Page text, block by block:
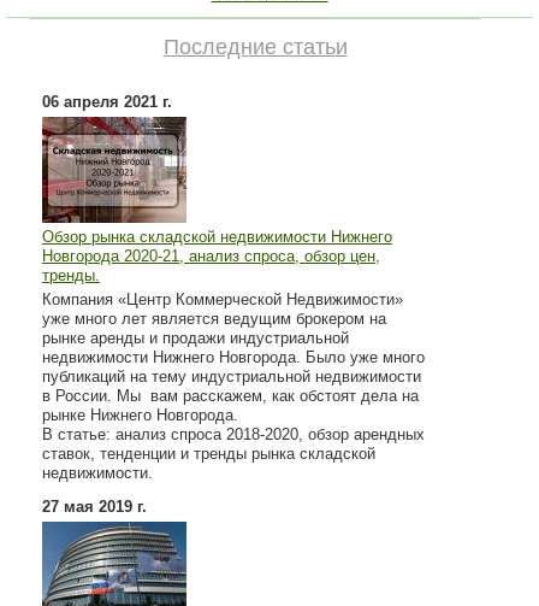
Последние статьи
06 апреля 2021 г.
Обзор рынка складской недвижимости Нижнего
Новгорода 2020-21, анализ спроса, обзор цен,
тренды.
Компания «Центр Коммерческой Недвижимости»
уже много лет является ведущим брокером на
рынке аренды и продажи индустриальной
недвижимости Нижнего Новгорода. Было уже много
публикаций на тему индустриальной недвижимости
в России. Мы вам расскажем, как обстоят дела на
рынке Нижнего Новгорода.
В статье: анализ спроса 2018-2020, обзор арендных
ставок, тенденции и тренды рынка складской
недвижимости.
27 мая 2019 г.